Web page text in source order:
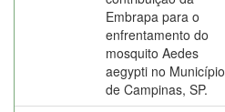
Embrapa para o
enfrentamento do
mosquito Aedes
aegypti no Município
de Campinas, SP.